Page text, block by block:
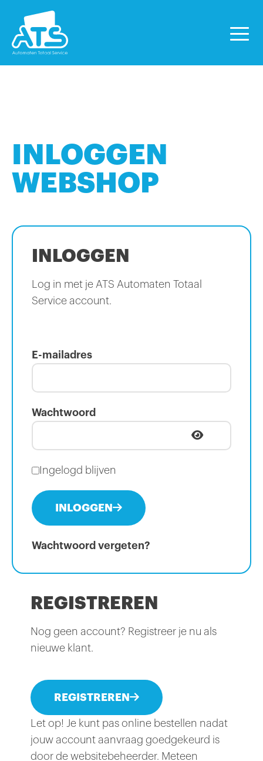
INLOGGEN
WEBSHOP
INLOGGEN
Log in met je ATS Automaten Totaal
Service account.
E-mailadres
Wachtwoord
Ingelogd blijven
INLOGGEN
Wachtwoord vergeten?
REGISTREREN
Nog geen account? Registreer je nu als
nieuwe klant.
REGISTREREN
Let op! Je kunt pas online bestellen nadat
jouw account aanvraag goedgekeurd is
door de websitebeheerder. Meteen